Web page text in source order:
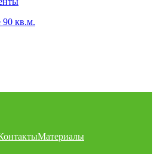
кв.м.
Материалы